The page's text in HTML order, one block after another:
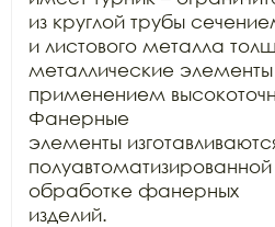
из круглой трубы
и листового металла
металлические
применением
Фанерные
элементы
обработке фанерных
изделий.